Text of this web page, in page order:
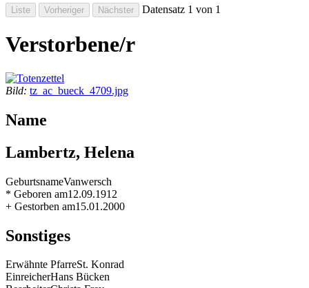
Datensatz 1 von 1
Verstorbene/r
Bild: tz_ac_bueck_4709.jpg
Name
Lambertz, Helena
GeburtsnameVanwersch
* Geboren am12.09.1912
+ Gestorben am15.01.2000
Sonstiges
Erwähnte PfarreSt. Konrad
EinreicherHans Bücken